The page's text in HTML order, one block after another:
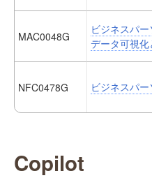
MAC0048G
ビジネスパ
データ可視
NFC0478G ビジネスパ
Copilot